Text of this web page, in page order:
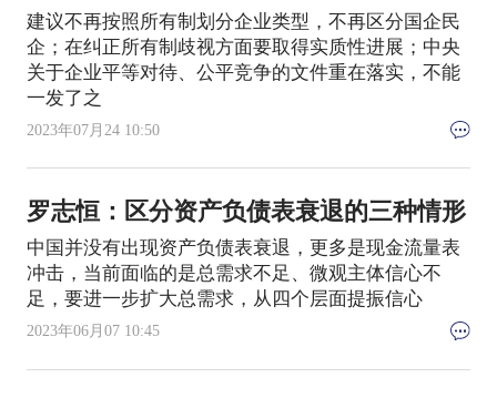
建议不再按照所有制划分企业类型，不再区分国企民
企；在纠正所有制歧视方面要取得实质性进展；中央
关于企业平等对待、公平竞争的文件重在落实，不能
一发了之
2023年07月24 10:50
罗志恒：区分资产负债表衰退的三种情形
中国并没有出现资产负债表衰退，更多是现金流量表
冲击，当前面临的是总需求不足、微观主体信心不
足，要进一步扩大总需求，从四个层面提振信心
2023年06月07 10:45